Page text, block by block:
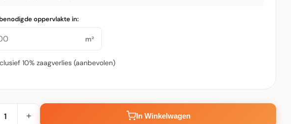
oppervlakte in:
m²
10% zaagverlies (aanbevolen)
+ In Winkelwagen